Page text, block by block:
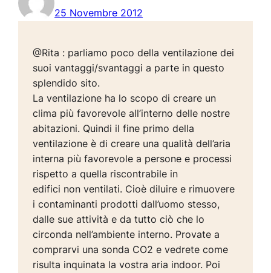
25 Novembre 2012
@Rita : parliamo poco della ventilazione dei
suoi vantaggi/svantaggi a parte in questo
splendido sito.
La ventilazione ha lo scopo di creare un
clima più favorevole all’interno delle nostre
abitazioni. Quindi il fine primo della
ventilazione è di creare una qualità dell’aria
interna più favorevole a persone e processi
rispetto a quella riscontrabile in
edifici non ventilati. Cioè diluire e rimuovere
i contaminanti prodotti dall’uomo stesso,
dalle sue attività e da tutto ciò che lo
circonda nell’ambiente interno. Provate a
comprarvi una sonda CO2 e vedrete come
risulta inquinata la vostra aria indoor. Poi